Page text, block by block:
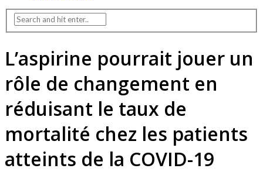
L’aspirine pourrait jouer un
rôle de changement en
réduisant le taux de
mortalité chez les patients
atteints de la COVID-19